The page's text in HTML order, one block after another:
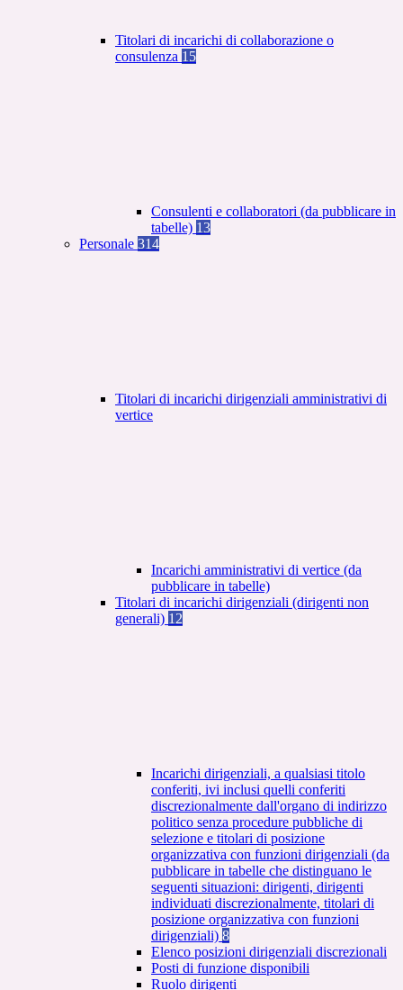
Titolari di incarichi di collaborazione o
consulenza 15
Consulenti e collaboratori (da pubblicare in
tabelle) 13
Personale 314
Titolari di incarichi dirigenziali amministrativi di
vertice
Incarichi amministrativi di vertice (da
pubblicare in tabelle)
Titolari di incarichi dirigenziali (dirigenti non
generali) 12
Incarichi dirigenziali, a qualsiasi titolo
conferiti, ivi inclusi quelli conferiti
discrezionalmente dall'organo di indirizzo
politico senza procedure pubbliche di
selezione e titolari di posizione
organizzativa con funzioni dirigenziali (da
pubblicare in tabelle che distinguano le
seguenti situazioni: dirigenti, dirigenti
individuati discrezionalmente, titolari di
posizione organizzativa con funzioni
dirigenziali) 8
Elenco posizioni dirigenziali discrezionali
Posti di funzione disponibili
Ruolo dirigenti